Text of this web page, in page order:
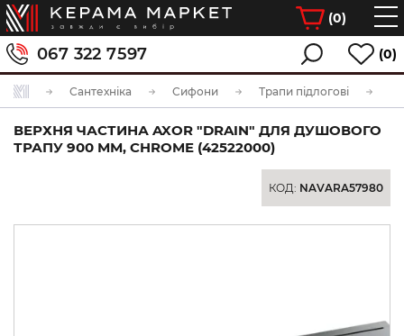
(0)
067 322 7597 (0)
Сантехніка Сифони Трапи підлогові
ВЕРХНЯ ЧАСТИНА AXOR "DRAIN" ДЛЯ ДУШОВОГО
ТРАПУ 900 ММ, CHROME (42522000)
КОД: NAVARA57980